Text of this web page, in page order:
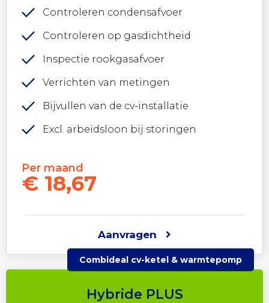
Controleren condensafvoer
Controleren op gasdichtheid
Inspectie rookgasafvoer
Verrichten van metingen
Bijvullen van de cv-installatie
Excl. arbeidsloon bij storingen
Per maand
€ 18,67
Aanvragen
Combideal cv-ketel & warmtepomp
Hybride PLUS